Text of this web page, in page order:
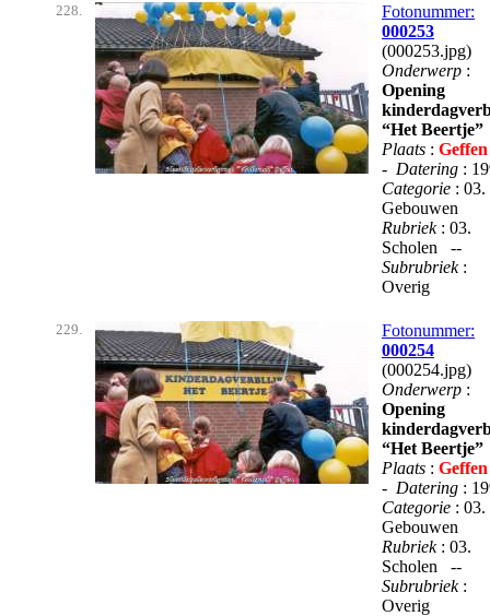
228.
Fotonummer:
000253
(000253.jpg)
Onderwerp :
Opening
“Het Beertje”
Plaats : Geffen
- Datering :
Categorie : 03.
Gebouwen
Rubriek : 03.
Scholen --
Subrubriek :
Overig
229.
Fotonummer:
000254
(000254.jpg)
Onderwerp :
Opening
“Het Beertje”
Plaats : Geffen
- Datering :
Categorie : 03.
Gebouwen
Rubriek : 03.
Scholen --
Subrubriek :
Overig